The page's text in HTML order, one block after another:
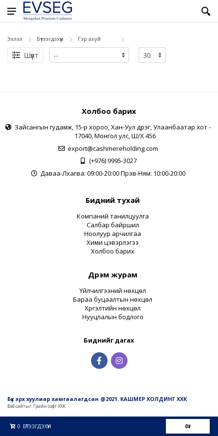
Эхлэл Бүтээгдэхүүн Гэр ахуй
Шүүлт
Холбоо барих
Зайсангын гудамж, 15-р хороо, Хан-Уул дүүрэг, Улаанбаатар хот -
17040, Монгол улс, Ш/Х 456
export@cashmereholding.com
(+976) 9995-3027
Даваа-Лхагва: 09:00-20:00 Пүрэв-Ням: 10:00-20:00
Бидний тухай
Компаний танилцуулга
Салбар байршил
Ноолуур арчилгаа
Хими цэвэрлэгээ
Холбоо барих
Дүрэм журам
Үйлчилгээний нөхцөл
Бараа буцаалтын нөхцөл
Хүргэлтийн нөхцөл
Нууцлалын бодлого
Биднийг дагах
Бүх эрх хуулиар хамгаалагдсан @2021. КАШМЕР ХОЛДИНГ ХХК
Вэб сайтыг: Грийн софт ХХК
0 БҮТЭЭГДЭХҮҮН 0₮